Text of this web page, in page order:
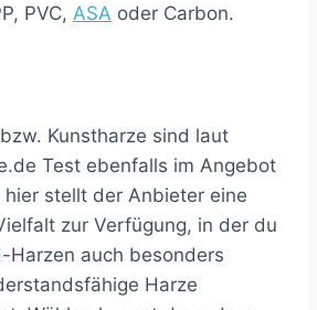
PVC, ASA oder Carbon.
Kunstharze sind laut
Test ebenfalls im Angebot
stellt der Anbieter eine
zur Verfügung, in der du
Harzen auch besonders
Harze